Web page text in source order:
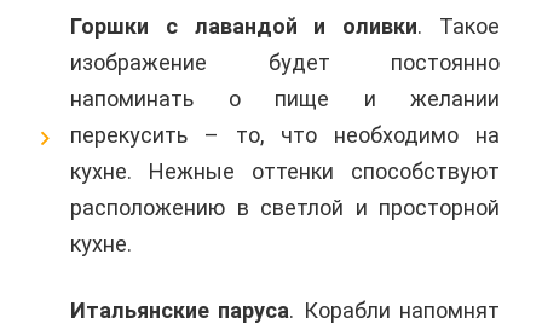
Горшки с лавандой и оливки. Такое
изображение будет постоянно
напоминать о пище и желании
перекусить – то, что необходимо на
кухне. Нежные оттенки способствуют
расположению в светлой и просторной
кухне.
Итальянские паруса. Корабли напомнят